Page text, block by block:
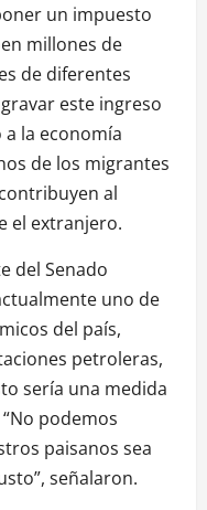
un impuesto
millones de
de diferentes
este ingreso
la economía
de los migrantes
al
el extranjero.
del Senado
uno de
del país,
petroleras,
sería una medida
podemos
paisanos sea
señalaron.